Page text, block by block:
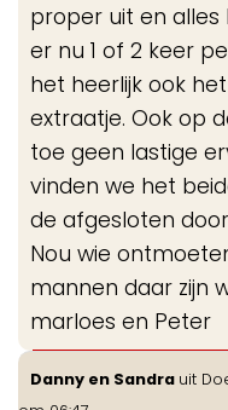
proper uit en alles
er nu 1 of 2 keer
het heerlijk ook
extraatje. Ook op
toe geen lastige
vinden we het
de afgesloten
Nou wie
mannen daar zijn
marloes en Peter
Danny en Sandra uit